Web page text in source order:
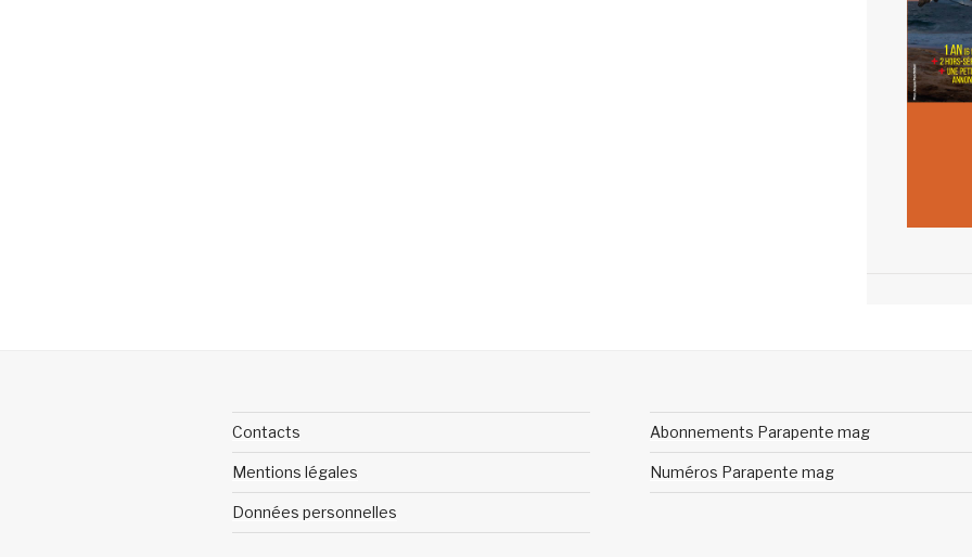
Contacts
Mentions légales
Données personnelles
Abonnements Parapente mag
Numéros Parapente mag